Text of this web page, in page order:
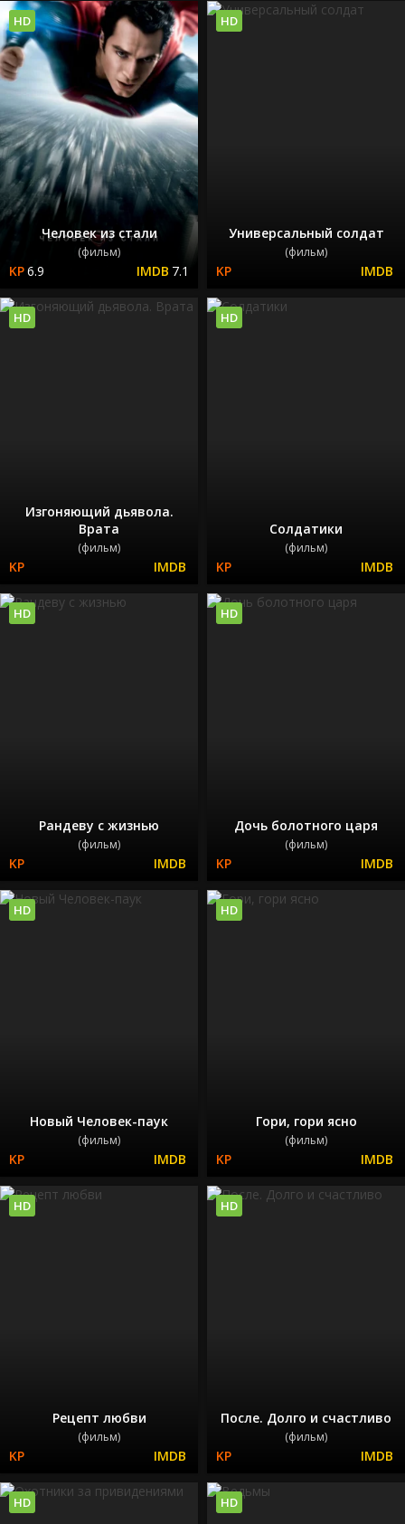
Человек из стали
(фильм)
6.9 7.1
HD
Универсальный солдат
(фильм)
HD
Изгоняющий дьявола.
Врата
(фильм)
HD
Солдатики
(фильм)
HD
Рандеву с жизнью
(фильм)
HD
Дочь болотного царя
(фильм)
HD
Новый Человек-паук
(фильм)
HD
Гори, гори ясно
(фильм)
HD
Рецепт любви
(фильм)
HD
После. Долго и счастливо
(фильм)
HD
HD HD